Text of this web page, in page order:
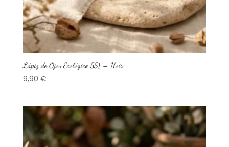
Lápiz de Ojos Ecológico 551 – Noir
9,90 €